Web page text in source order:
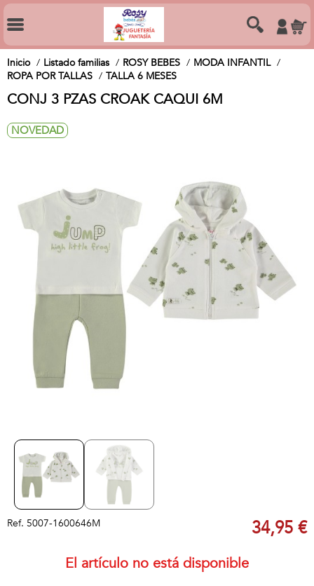
Inicio Listado familias ROSY BEBES
MODA INFANTIL
ROPA POR TALLAS
TALLA 6 MESES
CONJ 3 PZAS CROAK CAQUI 6M
NOVEDAD
Ref. 5007-1600646M 34,95 €
El artículo no está disponible